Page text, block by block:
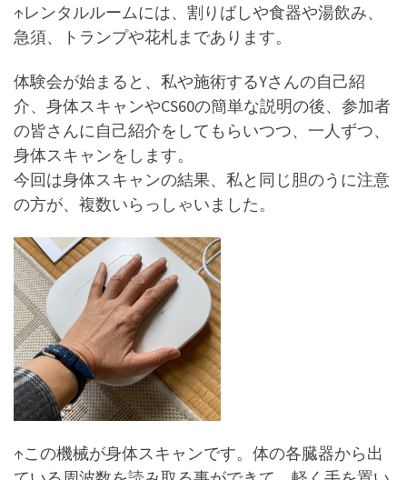
↑レンタルルームには、割りばしや食器や湯飲み、
急須、トランプや花札まであります。
体験会が始まると、私や施術するYさんの自己紹
介、身体スキャンやCS60の簡単な説明の後、参加者
の皆さんに自己紹介をしてもらいつつ、一人ずつ、
身体スキャンをします。
今回は身体スキャンの結果、私と同じ胆のうに注意
の方が、複数いらっしゃいました。
↑この機械が身体スキャンです。体の各臓器から出